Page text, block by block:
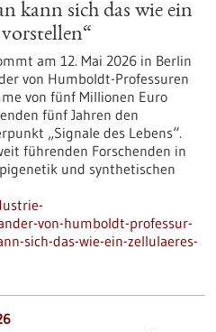
kann sich das wie ein
am 12. Mai 2026 in Berlin
von Humboldt-Professuren
von fünf Millionen Euro
fünf Jahren den
„Signale des Lebens“.
führenden Forschenden in
und synthetischen
von-humboldt-professur-
sich-das-wie-ein-zellulaeres-